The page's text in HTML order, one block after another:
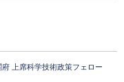
上席科学技術政策フェロー